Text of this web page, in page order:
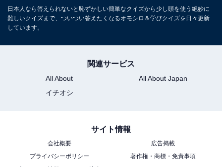
日本人なら答えられないと恥ずかしい簡単なクイズから少し頭を使う絶妙に
難しいクイズまで、ついつい答えたくなるオモシロ＆学びクイズを日々更新
しています。
関連サービス
All About
All About Japan
イチオシ
サイト情報
会社概要
広告掲載
プライバシーポリシー
著作権・商標・免責事項